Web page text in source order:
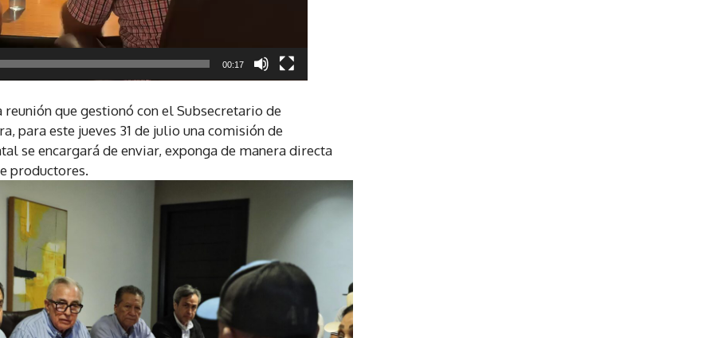
00:17
que gestionó con el Subsecretario de
para este jueves 31 de julio una comisión de
se encargará de enviar, exponga de manera directa
productores.